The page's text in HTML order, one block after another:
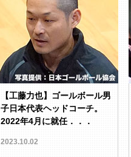
【工藤力也】ゴールボール男
子日本代表ヘッドコーチ。
2022年4月に就任．．．
2023.10.02